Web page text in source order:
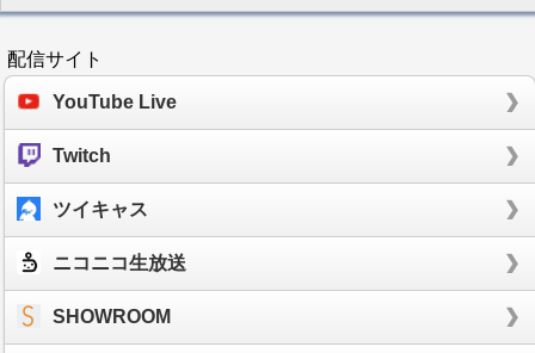
配信サイト
YouTube Live
Twitch
ツイキャス
ニコニコ生放送
SHOWROOM